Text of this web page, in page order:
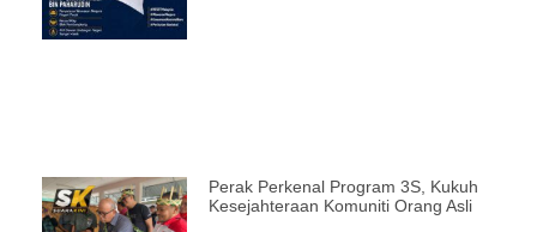
Perak Perkenal Program 3S, Kukuh
Kesejahteraan Komuniti Orang Asli